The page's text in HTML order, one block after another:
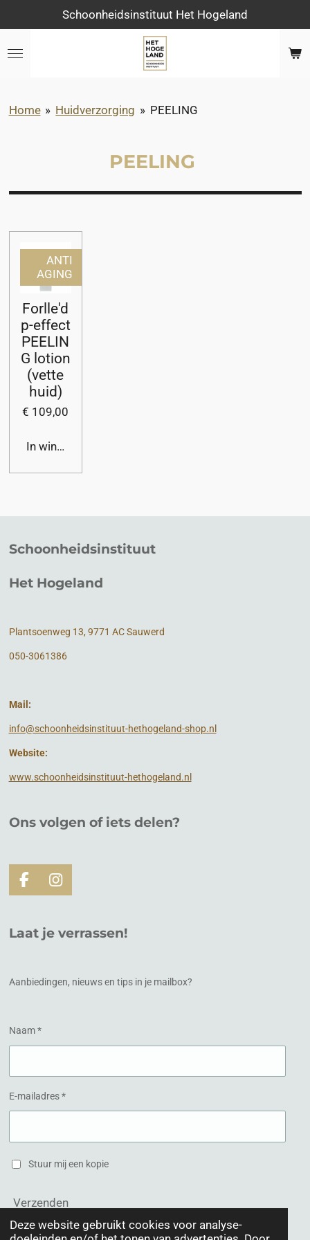
Deze website gebruikt cookies voor analyse-
direct
naar
Schoonheidsinstituut Het Hogeland
Home » Huidverzorging » PEELING
PEELING
ANTI
AGING
Forlle'd
p-effect
PEELIN
G lotion
(vette
huid)
€ 109,00
In winkelwagen
Schoonheidsinstituut
Het Hogeland
Plantsoenweg 13, 9771 AC Sauwerd
050-3061386
Mail:
info@schoonheidsinstituut-hethogeland-shop.nl
Website:
www.schoonheidsinstituut-hethogeland.nl
Ons volgen of iets delen?
F
a
e
b
k
I
n
t
a
a
Laat je verrassen!
Aanbiedingen, nieuws en tips in je mailbox?
Naam *
E-mailadres *
Stuur mij een kopie
Verzenden
© 2020 Schoonheidsinstituut Het Hogeland